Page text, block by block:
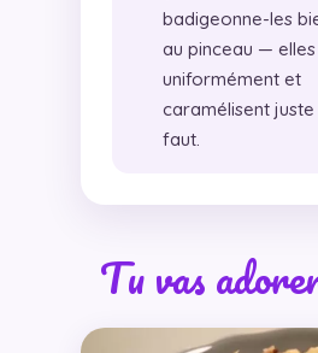
badigeonne-les
au pinceau —
uniformément et
caramélisent juste
faut.
Tu vas